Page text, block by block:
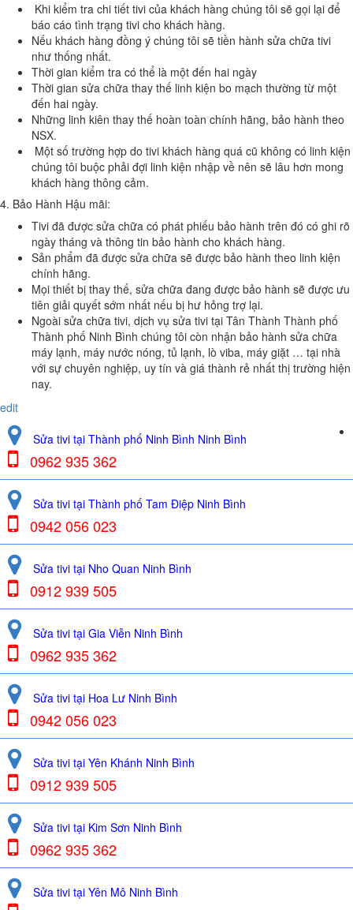
Khi kiểm tra chi tiết tivi của khách hàng chúng tôi sẽ gọi lại để
báo cáo tình trạng tivi cho khách hàng.
Nếu khách hàng đồng ý chúng tôi sẽ tiền hành sửa chữa tivi
như thống nhất.
Thời gian kiểm tra có thể là một đến hai ngày
Thời gian sửa chữa thay thế linh kiện bo mạch thường từ một
đến hai ngày.
Những linh kiên thay thế hoàn toàn chính hãng, bảo hành theo
NSX.
Một số trường hợp do tivi khách hàng quá cũ không có linh kiện
chúng tôi buộc phải đợi linh kiện nhập về nên sẽ lâu hơn mong
khách hàng thông cảm.
4. Bảo Hành Hậu mãi:
Tivi đã được sửa chữa có phát phiếu bảo hành trên đó có ghi rõ
ngày tháng và thông tin bảo hành cho khách hàng.
Sản phẩm đã được sửa chữa sẽ được bảo hành theo linh kiện
chính hãng.
Mọi thiết bị thay thế, sửa chữa đang được bảo hành sẽ được ưu
tiên giải quyết sớm nhất nếu bị hư hỏng trợ lại.
Ngoài sửa chữa tivi, dịch vụ sửa tivi tại Tân Thành Thành phố
Thành phố Ninh Bình chúng tôi còn nhận bảo hành sửa chữa
máy lạnh, máy nước nóng, tủ lạnh, lò viba, máy giặt … tại nhà
với sự chuyên nghiệp, uy tín và giá thành rẻ nhất thị trường hiện
nay.
edit
Sửa tivi tại Thành phố Ninh Bình Ninh Bình
0962 935 362
Sửa tivi tại Thành phố Tam Điệp Ninh Bình
0942 056 023
Sửa tivi tại Nho Quan Ninh Bình
0912 939 505
Sửa tivi tại Gia Viễn Ninh Bình
0962 935 362
Sửa tivi tại Hoa Lư Ninh Bình
0942 056 023
Sửa tivi tại Yên Khánh Ninh Bình
0912 939 505
Sửa tivi tại Kim Sơn Ninh Bình
0962 935 362
Sửa tivi tại Yên Mô Ninh Bình